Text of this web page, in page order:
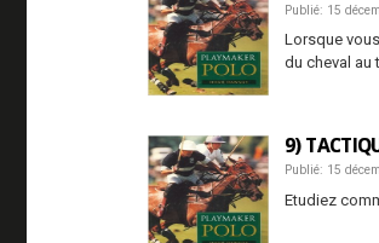
Publié: 15
Lorsque
du cheval au
9)
Publié: 15
Etudiez